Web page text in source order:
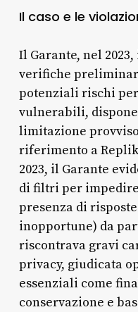
Il caso e le
Il Garante, nel
verifiche
potenziali rischi
vulnerabili,
limitazione
riferimento a
2023, il Garante
di filtri per impedire
presenza di
inopportune) da
riscontrava gravi
privacy, giudicata
essenziali come
conservazione e